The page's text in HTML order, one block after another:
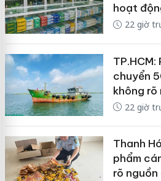
hoạt
22 giờ
chuyển
không rõ
22 giờ
Thanh
phẩm
rõ